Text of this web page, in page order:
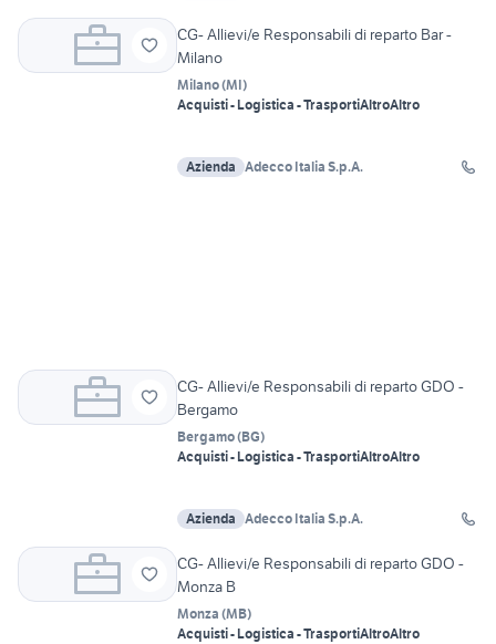
CG- Allievi/e Responsabili di reparto Bar -
Milano
Milano(MI)
Acquisti - Logistica - TrasportiAltroAltro
Azienda Adecco Italia S.p.A.
CG- Allievi/e Responsabili di reparto GDO -
Bergamo
Bergamo(BG)
Acquisti - Logistica - TrasportiAltroAltro
Azienda Adecco Italia S.p.A.
CG- Allievi/e Responsabili di reparto GDO -
Monza B
Monza (MB)
Acquisti - Logistica - TrasportiAltroAltro